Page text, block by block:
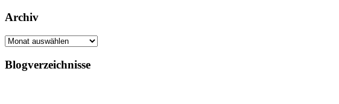
Archiv
Archiv
Blogverzeichnisse